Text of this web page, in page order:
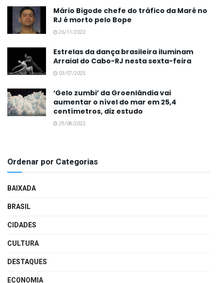
Mário Bigode chefe do tráfico da Maré no
RJ é morto pelo Bope
26/11/2022
Estrelas da dança brasileira iluminam
Arraial do Cabo-RJ nesta sexta-feira
03/07/2025
‘Gelo zumbi’ da Groenlândia vai
aumentar o nível do mar em 25,4
centímetros, diz estudo
29/08/2022
Ordenar por Categorias
BAIXADA
BRASIL
CIDADES
CULTURA
DESTAQUES
ECONOMIA